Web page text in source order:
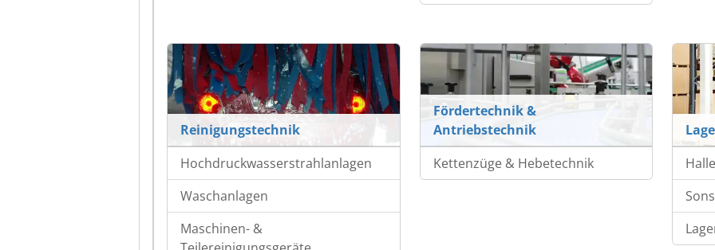
Reinigungstechnik
Hochdruckwasserstrahlanlagen
Waschanlagen
Maschinen- &
Fördertechnik &
Antriebstechnik
Kettenzüge & Hebetechnik